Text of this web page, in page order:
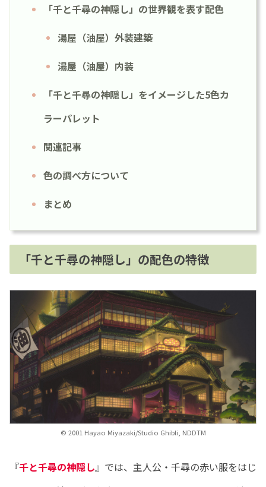
「千と千尋の神隠し」の世界観を表す配色
湯屋（油屋）外装建築
湯屋（油屋）内装
「千と千尋の神隠し」をイメージした5色カ
ラーパレット
関連記事
色の調べ方について
まとめ
「千と千尋の神隠し」の配色の特徴
© 2001 Hayao Miyazaki/Studio Ghibli, NDDTM
『千と千尋の神隠し』では、主人公・千尋の赤い服をはじ